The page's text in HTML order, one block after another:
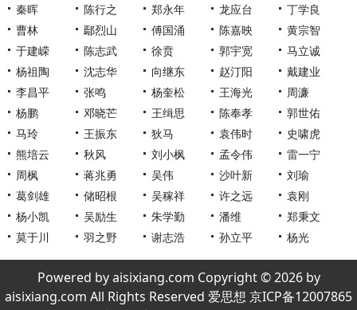
秦晖 陈行之 郑永年 龙应台
丁学良
曹林
鄢烈山 傅国涌 陈嘉映
黄宗智
于建嵘
陈志武 徐贲 郭宇宽
马立诚
杨祖陶
沈志华 向继东 赵汀阳
戴建业
李昌平
张鸣 杨奎松 王海光
周濂
杨鹏
邓晓芒 王缉思 陈奉孝
郭世佑
马玲
王振东 狄马 袁伟时
史啸虎
熊培云
秋风 刘小枫 孟令伟
雷一宁
周枫
蒋兆勇 吴伟 沙叶新
刘瑜
葛剑雄
储昭根 吴稼祥 许之远
袁刚
杨小凯
吴励生 朱学勤 潘维
郑秉文
莫于川
羽之野 谢志浩 孙立平 杨光
Powered by aisixiang.com Copyright © 2026 by
aisixiang.com All Rights Reserved 爱思想 京ICP备12007865